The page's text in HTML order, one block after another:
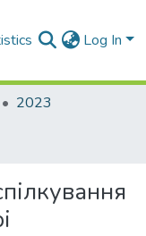
Log In
2023